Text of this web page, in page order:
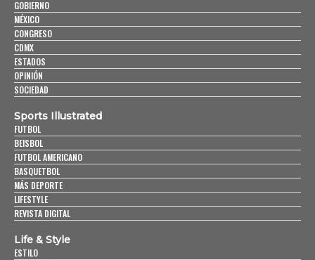
GOBIERNO
MÉXICO
CONGRESO
CDMX
ESTADOS
OPINIÓN
SOCIEDAD
Sports Illustrated
FUTBOL
BEISBOL
FUTBOL AMERICANO
BASQUETBOL
MÁS DEPORTE
LIFESTYLE
REVISTA DIGITAL
Life & Style
ESTILO